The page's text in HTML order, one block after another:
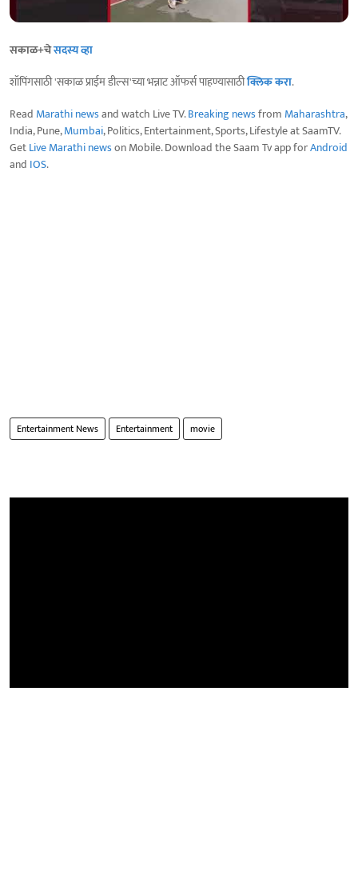
सकाळ+चेसदस्य व्हा
शॉपिंगसाठी 'सकाळ प्राईम डील्स'च्या भन्नाट ऑफर्स पाहण्यासाठीक्लिक करा.
Read Marathi newsand watch Live TV.Breaking newsfrom Maharashtra,
India, Pune,Mumbai, Politics, Entertainment, Sports, Lifestyle at SaamTV.
GetLive Marathi newson Mobile. Download the Saam Tv app forAndroid
and IOS.
Entertainment News Entertainment movie